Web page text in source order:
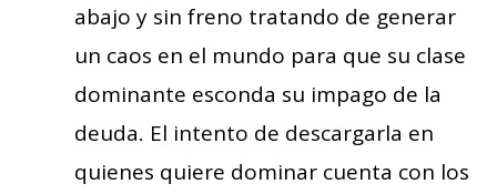
abajo y sin freno tratando de generar
un caos en el mundo para que su clase
dominante esconda su impago de la
deuda. El intento de descargarla en
quienes quiere dominar cuenta con los